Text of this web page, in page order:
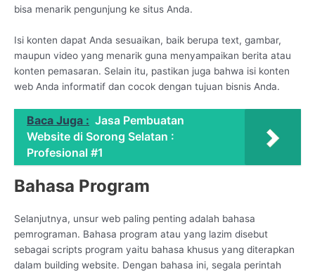
bisa menarik pengunjung ke situs Anda.
Isi konten dapat Anda sesuaikan, baik berupa text, gambar,
maupun video yang menarik guna menyampaikan berita atau
konten pemasaran. Selain itu, pastikan juga bahwa isi konten
web Anda informatif dan cocok dengan tujuan bisnis Anda.
Baca Juga : Jasa Pembuatan
Website di Sorong Selatan :
Profesional #1
Bahasa Program
Selanjutnya, unsur web paling penting adalah bahasa
pemrograman. Bahasa program atau yang lazim disebut
sebagai scripts program yaitu bahasa khusus yang diterapkan
dalam building website. Dengan bahasa ini, segala perintah